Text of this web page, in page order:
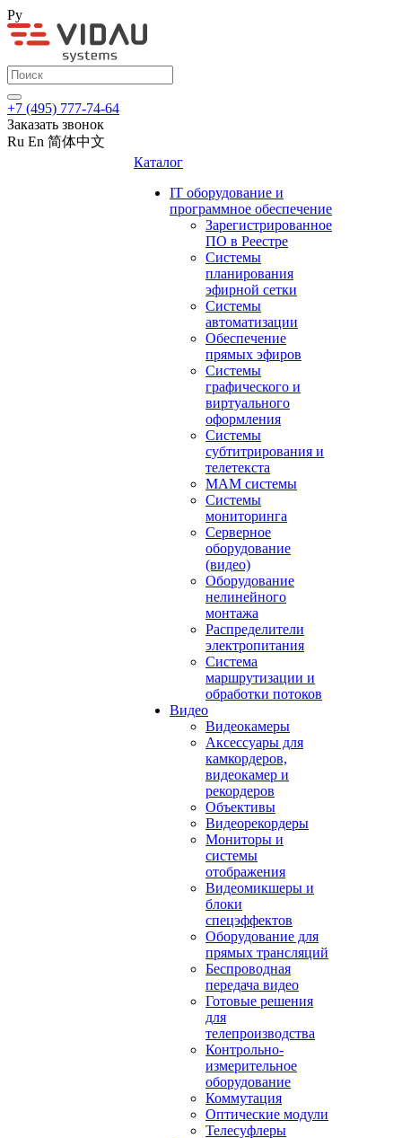
Ру
+7 (495) 777-74-64
Заказать звонок
Ru En 简体中文
Каталог
IT оборудование и
программное обеспечение
Зарегистрированное
ПО в Реестре
Системы
планирования
эфирной сетки
Системы
автоматизации
Обеспечение
прямых эфиров
Системы
графического и
виртуального
оформления
Системы
субтитрирования и
телетекста
MAM системы
Системы
мониторинга
Серверное
оборудование
(видео)
Оборудование
нелинейного
монтажа
Распределители
электропитания
Система
маршрутизации и
обработки потоков
Видео
Видеокамеры
Аксессуары для
камкордеров,
видеокамер и
рекордеров
Объективы
Видеорекордеры
Мониторы и
системы
отображения
Видеомикшеры и
блоки
спецэффектов
Оборудование для
прямых трансляций
Беспроводная
передача видео
Готовые решения
для
телепроизводства
Контрольно-
измерительное
оборудование
Коммутация
Оптические модули
Телесуфлеры